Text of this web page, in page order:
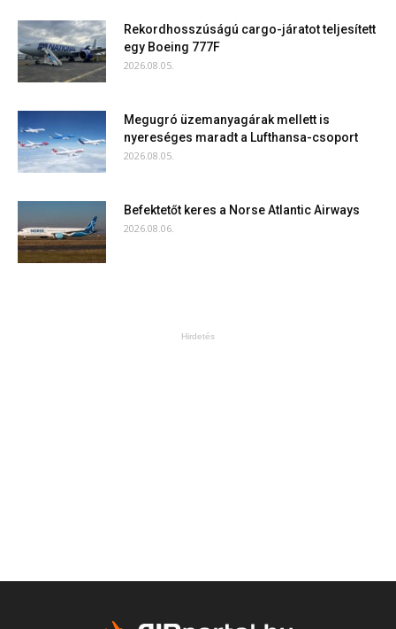
Rekordhosszúságú cargo-járatot teljesített
egy Boeing 777F
2026.08.05.
Megugró üzemanyagárak mellett is
nyereséges maradt a Lufthansa-csoport
2026.08.05.
Befektetőt keres a Norse Atlantic Airways
2026.08.06.
Hirdetés